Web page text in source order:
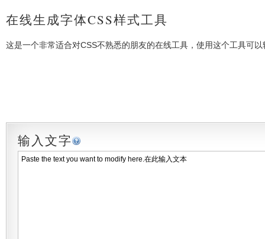
在线生成字体CSS样式工具
这是一个非常适合对CSS不熟悉的朋友的在线工具，使用这个工具可
输入文字
Paste the text you want to modify here.在此输入文本